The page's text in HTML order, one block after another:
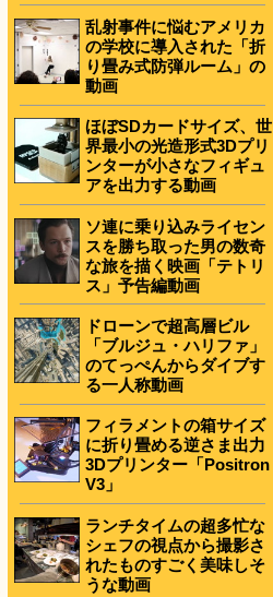
乱射事件に悩むアメリカ
の学校に導入された「折
り畳み式防弾ルーム」の
動画
ほぼSDカードサイズ、世
界最小の光造形式3Dプリ
ンターが小さなフィギュ
アを出力する動画
ソ連に乗り込みライセン
スを勝ち取った男の数奇
な旅を描く映画「テトリ
ス」予告編動画
ドローンで超高層ビル
「ブルジュ・ハリファ」
のてっぺんからダイブす
る一人称動画
フィラメントの箱サイズ
に折り畳める逆さま出力
3Dプリンター「Positron
V3」
ランチタイムの超多忙な
シェフの視点から撮影さ
れたものすごく美味しそ
うな動画